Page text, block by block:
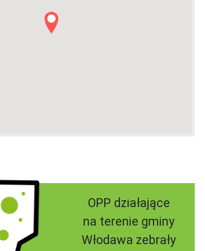
OPP działające
na terenie gminy
Włodawa zebrały